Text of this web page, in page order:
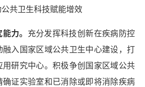
公共卫生科技赋能增效
力。 充分发挥科技创新在疾病防控
入国家区域公共卫生中心建设，打
研究中心。积极争创国家区域公共
证实验室和已消除或即将消除疾病